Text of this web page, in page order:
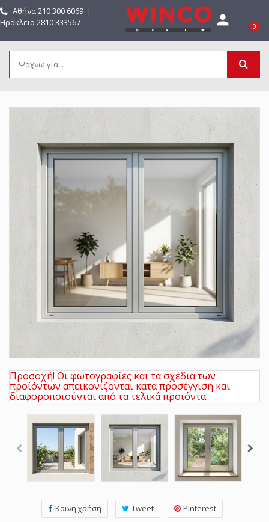
Αθήνα210 300 6069 〡
Ηράκλειο 2810 333567
 0
Προσοχή! Οι φωτογραφίες και τα σχέδια των
προϊόντων απεικονίζονται κατα προσέγγιση και
διαφοροποιούνται από τα τελικά προϊόντα.
Κοινή χρήση Tweet Pinterest